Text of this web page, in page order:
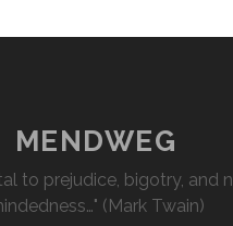
MENDWEG
to prejudice, bigotry, and
(Mark Twain)